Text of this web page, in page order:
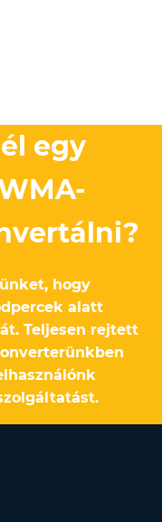
egy
hogy
alatt
Teljesen rejtett